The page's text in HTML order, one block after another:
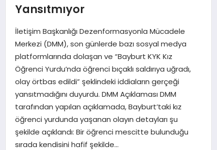
TEKNOLOJI
YAŞAM
Yansıtmıyor
İletişim Başkanlığı Dezenformasyonla Mücadele
Merkezi (DMM), son günlerde bazı sosyal medya
platformlarında dolaşan ve “Bayburt KYK Kız
Öğrenci Yurdu’nda öğrenci bıçaklı saldırıya uğradı,
olay örtbas edildi” şeklindeki iddiaların gerçeği
yansıtmadığını duyurdu. DMM Açıklaması DMM
tarafından yapılan açıklamada, Bayburt’taki kız
öğrenci yurdunda yaşanan olayın detayları şu
şekilde açıklandı: Bir öğrenci mescitte bulunduğu
sırada kendisini hafif şekilde…